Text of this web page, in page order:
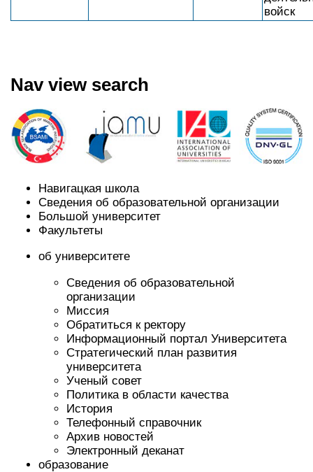
войск
Nav view search
Навигацкая школа
Сведения об образовательной организации
Большой университет
Факультеты
об университете
Сведения об образовательной
организации
Миссия
Обратиться к ректору
Информационный портал Университета
Стратегический план развития
университета
Ученый совет
Политика в области качества
История
Телефонный справочник
Архив новостей
Электронный деканат
образование